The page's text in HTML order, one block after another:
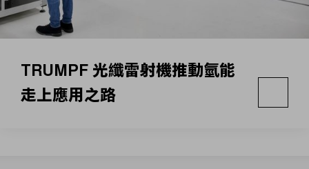
TRUMPF 光纖雷射機推動氫能
走上應用之路